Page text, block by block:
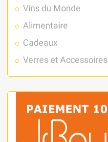
Vins du Monde
Alimentaire
Cadeaux
Verres et Accessoires